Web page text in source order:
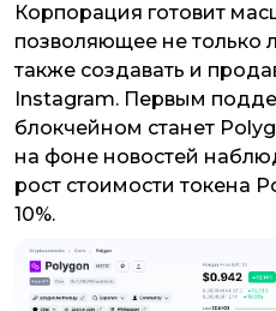
Корпорация готовит
позволяющее не только
также создавать и
Instagram. Первым
блокчейном станет
на фоне новостей
рост стоимости токена
10%.